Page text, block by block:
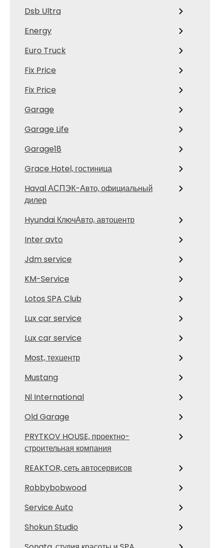
Dsb Ultra
Energy
Euro Truck
Fix Price
Fix Price
Garage
Garage Life
Garage18
Grace Hotel, гостиница
Haval АСПЭК-Авто, официальный
дилер
Hyundai КлючАвто, автоцентр
Inter avto
Jdm service
KM-Service
Lotos SPA Club
Lux car service
Lux car service
Most, техцентр
Mustang
Nl International
Old Garage
PRYTKOV HOUSE, проектно-
строительная компания
REAKTOR, сеть автосервисов
Robbybobwood
Service Auto
Shokun Studio